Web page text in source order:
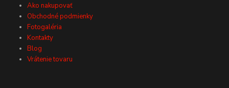
Ako nakupovať
Obchodné podmienky
Fotogaléria
Kontakty
Blog
Vrátenie tovaru